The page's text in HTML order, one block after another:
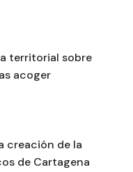
territorial sobre
acoger
creación de la
de Cartagena